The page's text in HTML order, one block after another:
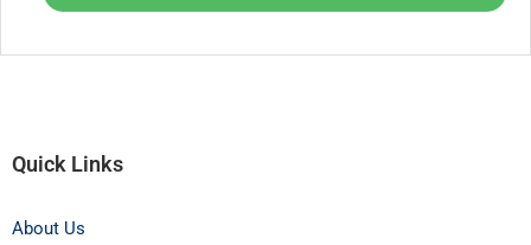
Quick Links
About Us